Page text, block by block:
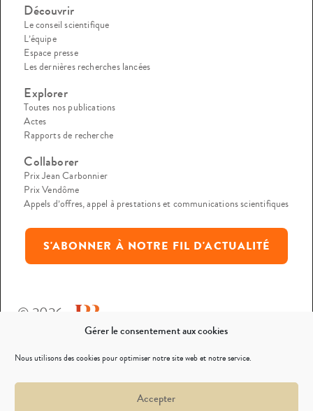
Gérer le consentement aux cookies
Nous utilisons des cookies pour optimiser notre site web et notre service.
Accepter
Découvrir
Le conseil scientifique
L’équipe
Espace presse
Les dernières recherches lancées
Explorer
Toutes nos publications
Actes
Rapports de recherche
Collaborer
Prix Jean Carbonnier
Prix Vendôme
Appels d’offres, appel à prestations et communications scientifiques
S'ABONNER À NOTRE FIL D'ACTUALITÉ
© 2026